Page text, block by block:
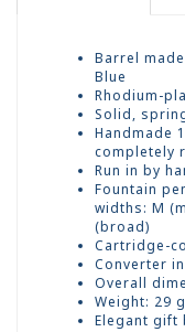
Barrel
Blue
Rhodium-
Solid,
Handmade
completely
Run in by
Fountain
widths: M
(broad)
Cartridge-
Converter
Overall
Weight: 29 g
Elegant gift